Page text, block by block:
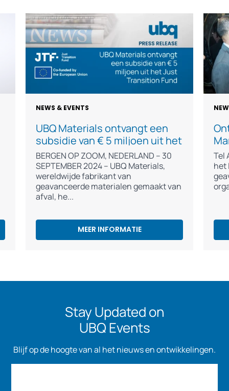
NEWS & EVENTS
UBQ Materials ontvangt een
subsidie van € 5 miljoen uit het
Just Transition Fund
BERGEN OP ZOOM, NEDERLAND – 30
SEPTEMBER 2024 – UBQ Materials,
wereldwijde fabrikant van
geavanceerde materialen gemaakt van
afval, he
MEER INFORMATIE
Tel
het
Stay Updated on
UBQ Events
Blijf op de hoogte van al het nieuws en ontwikkelingen.